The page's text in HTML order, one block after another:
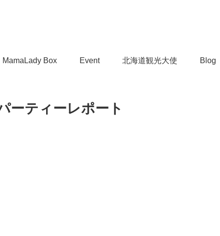
MamaLady Box Event 北海道観光大使 Blog
ーティーレポート